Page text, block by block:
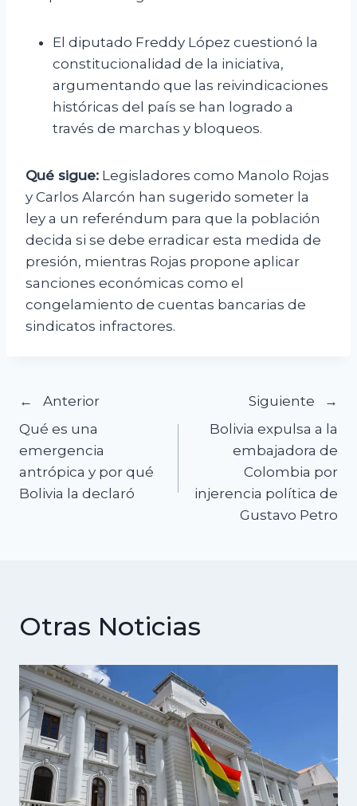
El diputado Freddy López cuestionó la
constitucionalidad de la iniciativa,
argumentando que las reivindicaciones
históricas del país se han logrado a
través de marchas y bloqueos.
Qué sigue: Legisladores como Manolo Rojas
y Carlos Alarcón han sugerido someter la
ley a un referéndum para que la población
decida si se debe erradicar esta medida de
presión, mientras Rojas propone aplicar
sanciones económicas como el
congelamiento de cuentas bancarias de
sindicatos infractores.
Navegación
de
entradas
Anterior
Qué es una
emergencia
antrópica y por qué
Bolivia la declaró
Siguiente
Bolivia expulsa a la
embajadora de
Colombia por
injerencia política de
Gustavo Petro
Otras Noticias